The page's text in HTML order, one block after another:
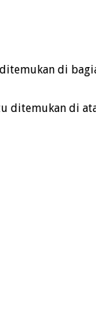
di
ditemukan di